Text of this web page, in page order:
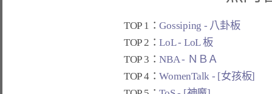
TOP 1：Gossiping - 八卦板
TOP 2：LoL - LoL 板
TOP 3：NBA - ＮＢＡ
TOP 4：WomenTalk - [女孩板]